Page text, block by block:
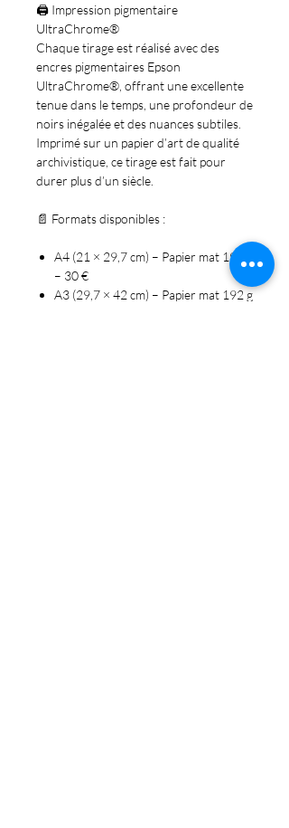
🖨️ Impression pigmentaire
UltraChrome®
Chaque tirage est réalisé avec des
encres pigmentaires Epson
UltraChrome®, offrant une excellente
tenue dans le temps, une profondeur de
noirs inégalée et des nuances subtiles.
Imprimé sur un papier d’art de qualité
archivistique, ce tirage est fait pour
durer plus d’un siècle.
📄 Formats disponibles :
A4 (21 × 29,7 cm) – Papier mat 192 g
– 30 €
A3 (29,7 × 42 cm) – Papier mat 192 g